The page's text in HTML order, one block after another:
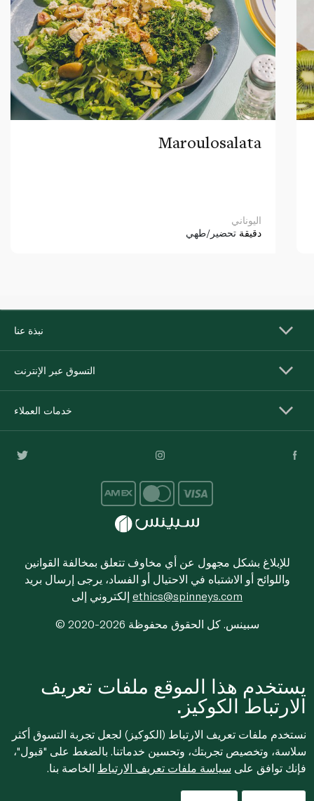
Maroulosalata
اليوناني
دقيقة تحضير/طهي
نبذة عنا
التسوق عبر الإنترنت
خدمات العملاء
للإبلاغ بشكل مجهول عن أي مخاوف تتعلق بمخالفة القوانين
واللوائح أو الاشتباه في الاحتيال أو الفساد، يرجى إرسال بريد
ethics@spinneys.com
© 2020-2026 سبينس. كل الحقوق محفوظة
يستخدم هذا الموقع ملفات تعريف
الارتباط الكوكيز.
نستخدم ملفات تعريف الارتباط (الكوكيز) لجعل تجربة التسوق أكثر
سلاسة، وتخصيص تجربتك، وتحسين خدماتنا. بالضغط على "قبول"،
فإنك توافق على سياسة ملفات تعريف الارتباط الخاصة بنا.